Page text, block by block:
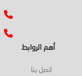
أهم الروابط
اتصل بنا